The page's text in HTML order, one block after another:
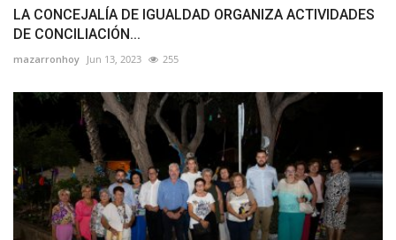
LA CONCEJALÍA DE IGUALDAD ORGANIZA ACTIVIDADES
DE CONCILIACIÓN...
mazarronhoy Jun 13, 2023 255